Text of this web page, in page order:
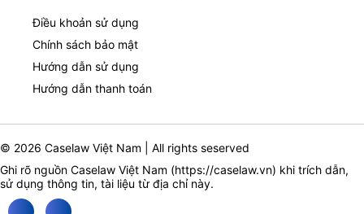
Điều khoản sử dụng
Chính sách bảo mật
Hướng dẫn sử dụng
Hướng dẫn thanh toán
© 2026 Caselaw Việt Nam | All rights seserved
Ghi rõ nguồn Caselaw Việt Nam (https://caselaw.vn) khi trích dẫn,
sử dụng thông tin, tài liệu từ địa chỉ này.